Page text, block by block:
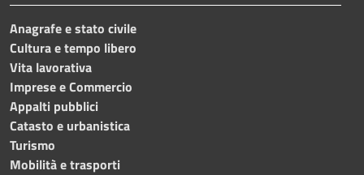
Anagrafe e stato civile
Cultura e tempo libero
Vita lavorativa
Imprese e Commercio
Appalti pubblici
Catasto e urbanistica
Turismo
Mobilità e trasporti